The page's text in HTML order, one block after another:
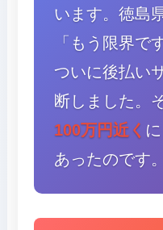
います。徳島
「もう限界で
ついに後払い
断しました。
100万円近く
あったのです。